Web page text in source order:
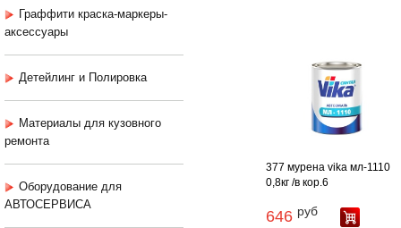
Граффити краска-маркеры-
аксессуары
Детейлинг и Полировка
Материалы для кузовного
ремонта
Оборудование для
АВТОСЕРВИСА
377 мурена vika мл-1110
0,8кг /в кор.6
646 руб